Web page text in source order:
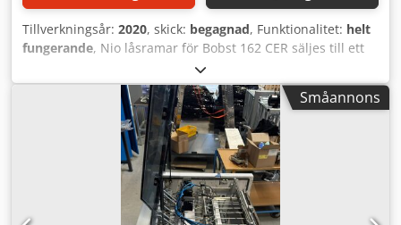
Tillverkningsår: 2020, skick: begagnad, Funktionalitet: helt
fungerande, Nio låsramar för Bobst 162 CER säljes till ett
förmånligt pris. Dsdpfjy U Itujx Al Rokr
Småannons